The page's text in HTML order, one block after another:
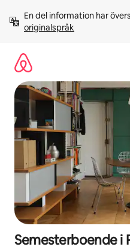
innehåll
En del information har
originalspråk
Semesterboende i